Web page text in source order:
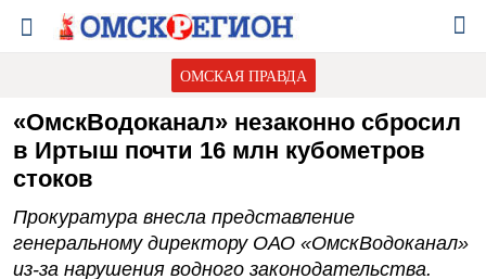
ОМСКАЯ ПРАВДА
«ОмскВодоканал» незаконно сбросил
в Иртыш почти 16 млн кубометров
стоков
Прокуратура внесла представление
генеральному директору ОАО «ОмскВодоканал»
из-за нарушения водного законодательства.